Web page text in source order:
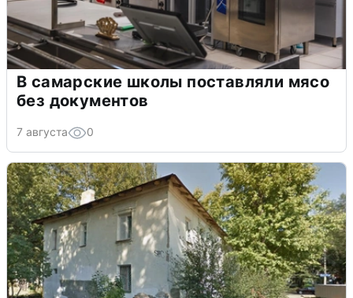
В самарские школы поставляли мясо
без документов
7 августа 0